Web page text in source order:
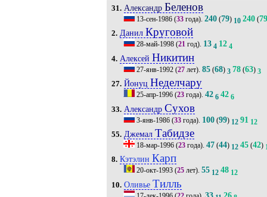
31. Александр Беленов
13-сен-1986(33года). 240(79) 10 240(79
2. Данил Круговой
28-май-1998(21год). 13 4 12 4
4. Алексей Никитин
27-янв-1992(27лет). 85(68) 3 78(63) 3
27. Йонуц Неделчару
25-апр-1996(23года). 42 6 42 6
33. Александр Сухов
3-янв-1986(33года). 100(99) 12 91 12
55. Джемал Табидзе
18-мар-1996(23года). 47(44) 12 45(42)
8. Кэтэлин Карп
20-окт-1993(25лет). 55 12 48 12
10. Оливье Тилль
33 26